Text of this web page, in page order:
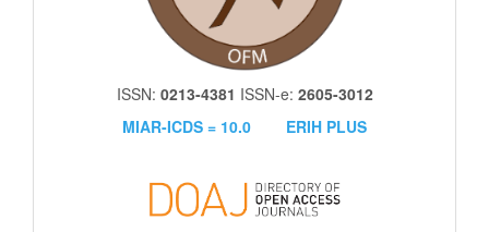
ISSN: 0213-4381 ISSN-e: 2605-3012
MIAR-ICDS = 10.0
ERIH PLUS